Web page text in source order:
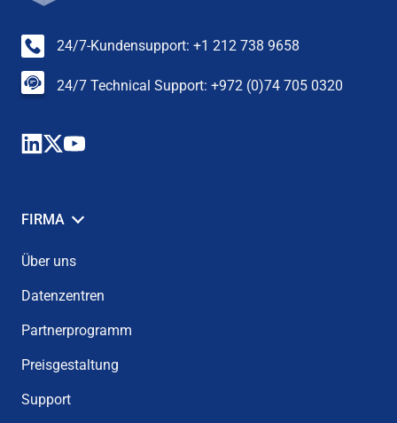
24/7-Kundensupport: +1 212 738 9658
24/7 Technical Support: +972 (0)74 705 0320
FIRMA
Über uns
Datenzentren
Partnerprogramm
Preisgestaltung
Support